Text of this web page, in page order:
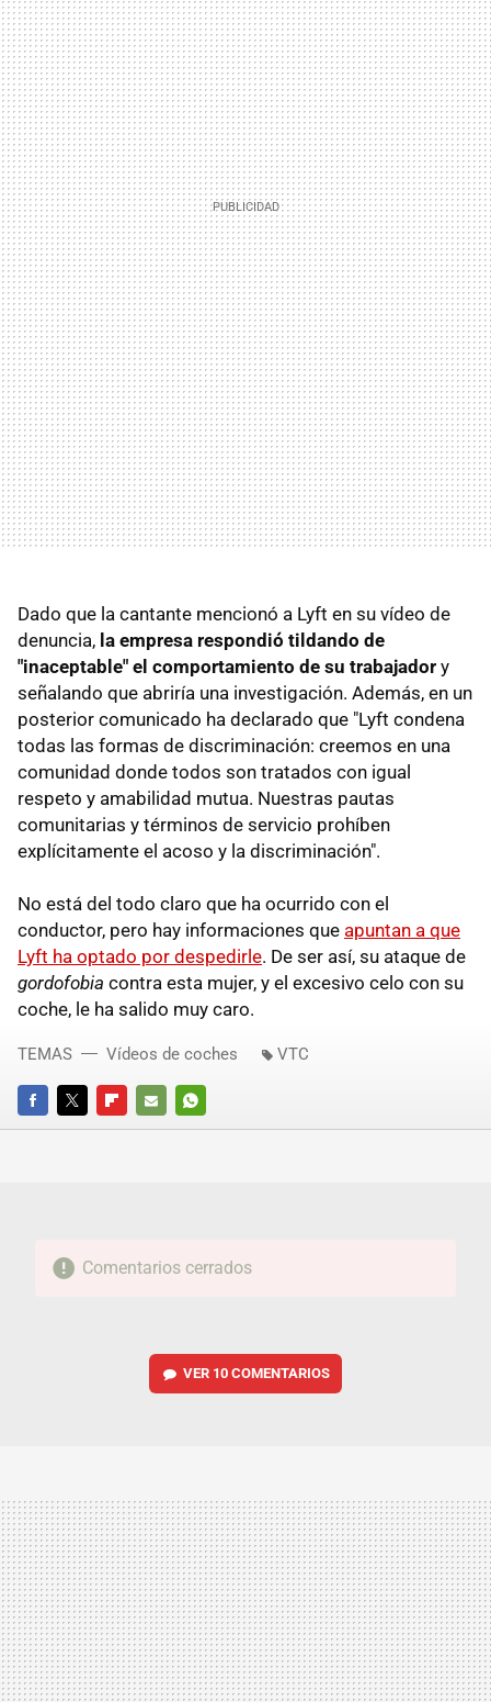
Dado que la cantante mencionó a Lyft en su vídeo de
denuncia, la empresa respondió tildando de
"inaceptable" el comportamiento de su trabajador y
señalando que abriría una investigación. Además, en un
posterior comunicado ha declarado que "Lyft condena
todas las formas de discriminación: creemos en una
comunidad donde todos son tratados con igual
respeto y amabilidad mutua. Nuestras pautas
comunitarias y términos de servicio prohíben
explícitamente el acoso y la discriminación".
No está del todo claro que ha ocurrido con el
conductor, pero hay informaciones que apuntan a que
Lyft ha optado por despedirle. De ser así, su ataque de
gordofobia contra esta mujer, y el excesivo celo con su
coche, le ha salido muy caro.
FACEBOOKTWITTERFLIPBOARD
E-
WHATSAPP
TEMAS Vídeos de coches VTC
Comentarios cerrados
VER 10 COMENTARIOS